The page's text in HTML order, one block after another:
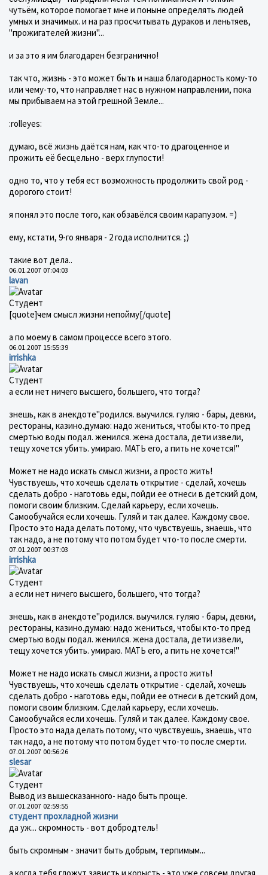
чутьём, которое помогает мне и поныне определять людей
умных и значимых. и на раз просчитывать дураков и леньтяев,
"прожигателей жизни"...
и за это я им благодарен безгранично!
так что, жизнь - это может быть и наша благодарность кому-то
или чему-то, что направляет нас в нужном направлении, пока
мы прибываем на этой грешной Земле...
:rolleyes:
думаю, всё жизнь даётся нам, как что-то драгоценное и
прожить её бесцельно - верх глупости!
одно то, что у тебя ест возможность продолжить свой род -
дорогого стоит!
я понял это после того, как обзавёлся своим карапузом. =)
ему, кстати, 9-го января - 2 года исполнится. ;)
такие вот дела..
06.01.2007 07:04:03
lavan
Студент
[quote]чем смысл жизни непойму[/quote]
а по моему в самом процессе всего этого.
06.01.2007 15:55:39
irrishka
Студент
а если нет ничего высшего, большего, что тогда?
знешь, как в анекдоте"родился. выучился. гуляю - бары, девки,
рестораны, казино.думаю: надо жениться, чтобы кто-то пред
смертью воды подал. женился. жена достала, дети извели,
тещу хочется убить. умираю. МАТЬ его, а пить не хочется!"
Может не надо искать смысл жизни, а просто жить!
Чувствуешь, что хочешь сделать открытие - сделай, хочешь
сделать добро - наготовь еды, пойди ее отнеси в детский дом,
помоги своим близким. Сделай карьеру, если хочешь.
Самообучайся если хочешь. Гуляй и так далее. Каждому свое.
Просто это нада делать потому, что чувствуешь, знаешь, что
так надо, а не потому что потом будет что-то после смерти.
07.01.2007 00:37:03
irrishka
Студент
а если нет ничего высшего, большего, что тогда?
знешь, как в анекдоте"родился. выучился. гуляю - бары, девки,
рестораны, казино.думаю: надо жениться, чтобы кто-то пред
смертью воды подал. женился. жена достала, дети извели,
тещу хочется убить. умираю. МАТЬ его, а пить не хочется!"
Может не надо искать смысл жизни, а просто жить!
Чувствуешь, что хочешь сделать открытие - сделай, хочешь
сделать добро - наготовь еды, пойди ее отнеси в детский дом,
помоги своим близким. Сделай карьеру, если хочешь.
Самообучайся если хочешь. Гуляй и так далее. Каждому свое.
Просто это нада делать потому, что чувствуешь, знаешь, что
так надо, а не потому что потом будет что-то после смерти.
07.01.2007 00:56:26
slesar
Студент
Вывод из вышесказанного- надо быть проще.
07.01.2007 02:59:55
студент прохладной жизни
да уж... скромность - вот добродтель!
быть скромным - значит быть добрым, терпимым...